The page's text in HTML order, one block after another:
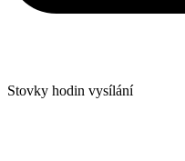
Stovky hodin vysílání